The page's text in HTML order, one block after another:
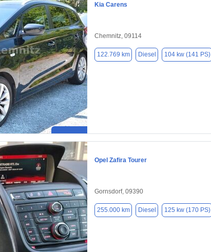
Kia Carens
Chemnitz, 09114
122.769 km Diesel 104 kw (141 PS)
Opel Zafira Tourer
Gornsdorf, 09390
255.000 km Diesel 125 kw (170 PS)